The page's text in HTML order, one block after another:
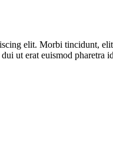
elit. Morbi tincidunt,
ut erat euismod pharetra